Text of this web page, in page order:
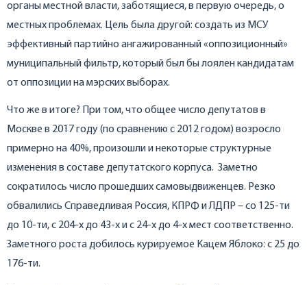
органы местной власти, заботящиеся, в первую очередь, о
местных проблемах. Цель была другой: создать из МСУ
эффективный партийно ангажированный «оппозиционный»
муниципальный фильтр, который был бы лоялен кандидатам
от оппозиции на мэрских выборах.
Что же в итоге? При том, что общее число депутатов в
Москве в 2017 году (по сравнению с 2012 годом) возросло
примерно на 40%, произошли и некоторые структурные
изменения в составе депутатского корпуса. Заметно
сократилось число прошедших самовыдвиженцев. Резко
обвалились Справедливая Россия, КПРФ и ЛДПР – со 125-ти
до 10-ти, с 204-х до 43-х и с 24-х до 4-х мест соответственно.
Заметного роста добилось курируемое Кацем Яблоко: с 25 до
176-ти.